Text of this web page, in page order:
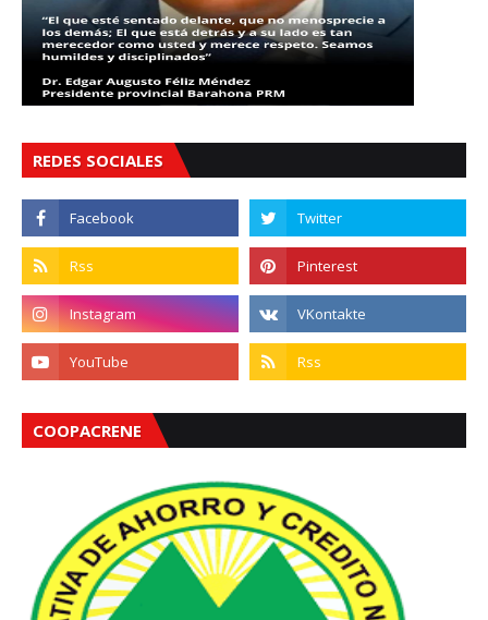
REDES SOCIALES
COOPACRENE